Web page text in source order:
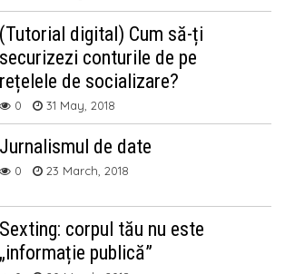
(Tutorial digital) Cum să-ți
securizezi conturile de pe
rețelele de socializare?
0 31 May, 2018
Jurnalismul de date
0 23 March, 2018
Sexting: corpul tău nu este
„informație publică”